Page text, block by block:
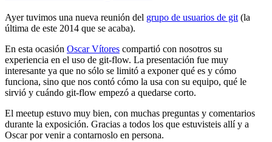
Ayer tuvimos una nueva reunión del grupo de usuarios de git (la
última de este 2014 que se acaba).
En esta ocasión Oscar Vítores compartió con nosotros su
experiencia en el uso de git-flow. La presentación fue muy
interesante ya que no sólo se limitó a exponer qué es y cómo
funciona, sino que nos contó cómo la usa con su equipo, qué le
sirvió y cuándo git-flow empezó a quedarse corto.
El meetup estuvo muy bien, con muchas preguntas y comentarios
durante la exposición. Gracias a todos los que estuvisteis allí y a
Oscar por venir a contarnoslo en persona.